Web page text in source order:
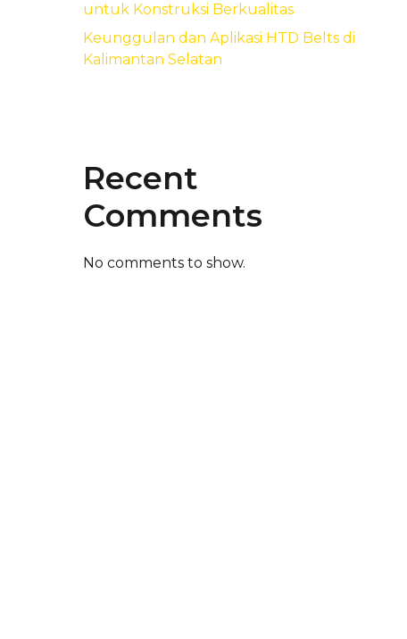
untuk Konstruksi Berkualitas
Keunggulan dan Aplikasi HTD Belts di
Kalimantan Selatan
Recent
Comments
No comments to show.